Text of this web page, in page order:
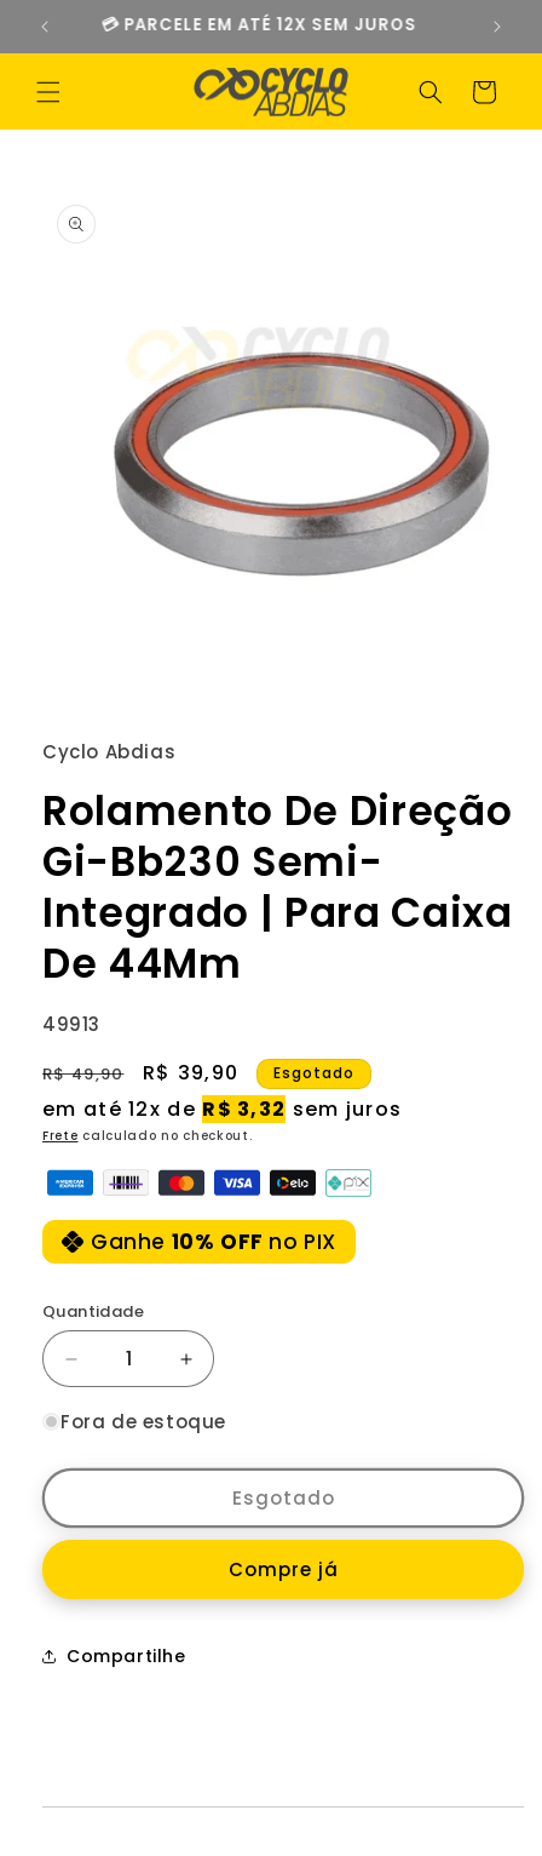
para o
conteúdo
💳 PARCELE EM ATÉ 12X SEM JUROS
Carrinho
informações
do produto
1
na
modal
Cyclo Abdias
Rolamento De Direção
Gi-Bb230 Semi-
Integrado | Para Caixa
De 44Mm
SKU:
49913
Preço
normal
R$ 49,90
Preço
promocional
R$ 39,90 Esgotado
em até 12x de R$ 3,32 sem juros
Frete calculado no checkout.
Ganhe 10% OFF no PIX
Quantidade
Diminuir
a
quantidade
Rolamento
Direção
Gi-
Semi-
|
Para
Aumentar
a
quantidade
Rolamento
Direção
Gi-
Bb230
Semi-
|
Fora de estoque
Esgotado
Compre já
Compartilhe